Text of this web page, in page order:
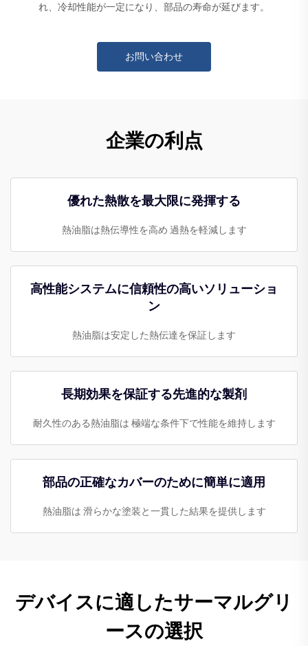
れ、冷却性能が一定になり、部品の寿命が延びます。
お問い合わせ
企業の利点
優れた熱散を最大限に発揮する
熱油脂は熱伝導性を高め 過熱を軽減します
高性能システムに信頼性の高いソリューショ
ン
熱油脂は安定した熱伝達を保証します
長期効果を保証する先進的な製剤
耐久性のある熱油脂は 極端な条件下で性能を維持します
部品の正確なカバーのために簡単に適用
熱油脂は 滑らかな塗装と一貫した結果を提供します
デバイスに適したサーマルグリ
ースの選択